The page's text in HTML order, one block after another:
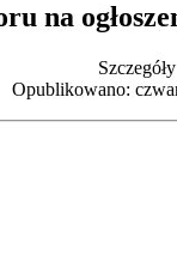
na
Szczegóły
Opublikowano: